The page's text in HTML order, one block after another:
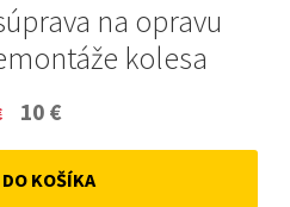
na opravu
kolesa
Original
price
was:
10 €
price
is:
KOŠÍKA